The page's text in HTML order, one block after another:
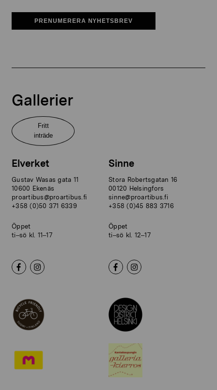
PRENUMERERA NYHETSBREV
Gallerier
Fritt
inträde
Elverket
Gustav Wasas gata 11
10600 Ekenäs
proartibus@proartibus.fi
+358 (0)50 371 6339
Öppet
ti–sö kl. 11–17
Sinne
Stora Robertsgatan 16
00120 Helsingfors
sinne@proartibus.fi
+358 (0)45 883 3716
Öppet
ti–sö kl. 12–17